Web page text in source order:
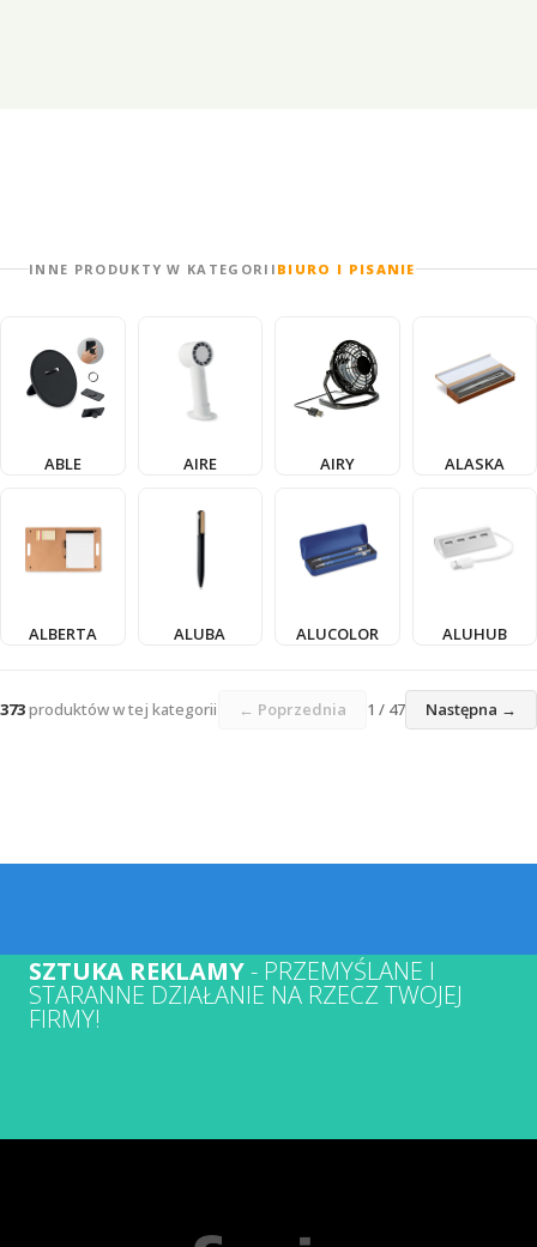
INNE PRODUKTY W KATEGORII BIURO I PISANIE
ABLE AIRE AIRY ALASKA
ALBERTA ALUBA ALUCOLOR ALUHUB
373produktów w tej kategorii ← Poprzednia 1 / 47 Następna →
SZTUKA REKLAMY- PRZEMYŚLANE I
STARANNE DZIAŁANIE NA RZECZ TWOJEJ
FIRMY!